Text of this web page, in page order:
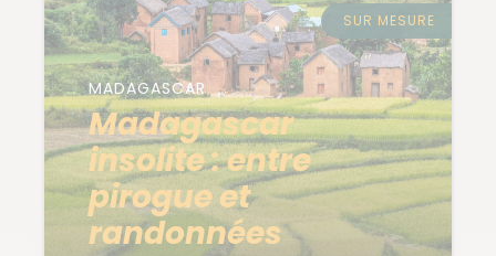
MADAGASCAR
Madagascar
insolite : entre
pirogue et
randonnées
SUR MESURE